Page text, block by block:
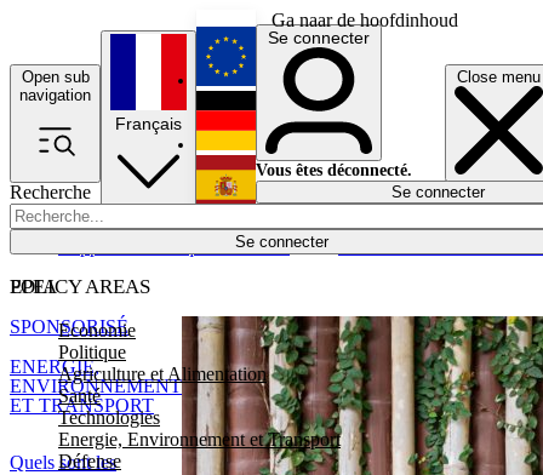
Ga naar de hoofdinhoud
Open sub
navigation
Close menu
Recherche
Se connecter
POLICY AREAS
Economie
Politique
Agriculture et Alimentation
Santé
Technologies
Energie, Environnement et Transport
Défense
Économie
Français
English
Deutsch
Español
Se connecter
Vous êtes déconnecté.
Se connecter
EPFA
Quels sont les
SPONSORISÉ
ENERGIE,
ENVIRONNEMENT
ET TRANSPORT